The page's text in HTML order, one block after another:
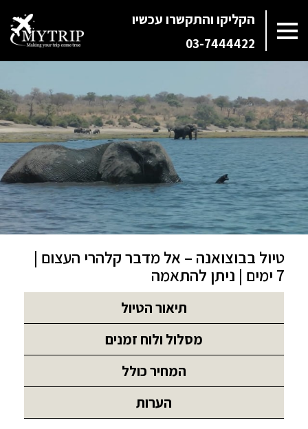
הקליקו והתקשרו עכשיו
03-7444422
טיול בבוצואנה – אל מדבר קלהרי העצום |
7 ימים | ניתן להתאמה
תיאור הטיול
מסלול ולוח זמנים
המחיר כולל
הערות